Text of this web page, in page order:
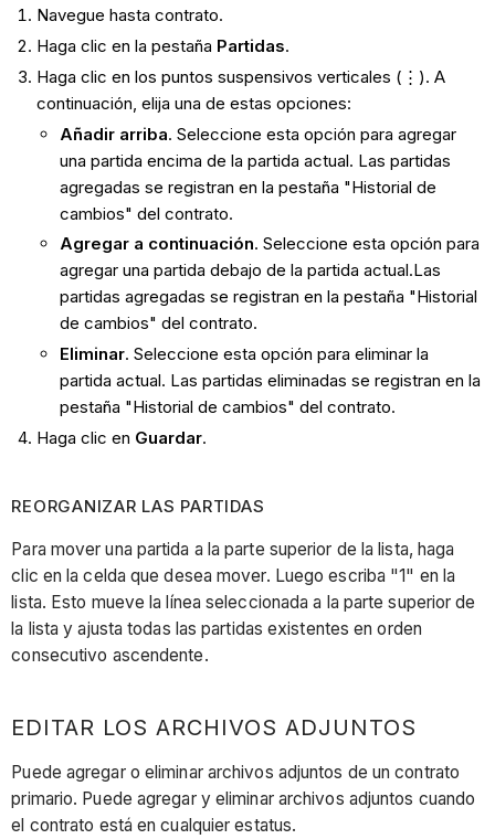
Navegue hasta contrato.
Haga clic en la pestaña Partidas.
Haga clic en los puntos suspensivos verticales (⋮). A
continuación, elija una de estas opciones:
Añadir arriba. Seleccione esta opción para agregar
una partida encima de la partida actual. Las partidas
agregadas se registran en la pestaña "Historial de
cambios" del contrato.
Agregar a continuación. Seleccione esta opción para
agregar una partida debajo de la partida actual.Las
partidas agregadas se registran en la pestaña "Historial
de cambios" del contrato.
Eliminar. Seleccione esta opción para eliminar la
partida actual. Las partidas eliminadas se registran en la
pestaña "Historial de cambios" del contrato.
Haga clic en Guardar.
REORGANIZAR LAS PARTIDAS
Para mover una partida a la parte superior de la lista, haga
clic en la celda que desea mover. Luego escriba "1" en la
lista. Esto mueve la línea seleccionada a la parte superior de
la lista y ajusta todas las partidas existentes en orden
consecutivo ascendente.
EDITAR LOS ARCHIVOS ADJUNTOS
Puede agregar o eliminar archivos adjuntos de un contrato
primario. Puede agregar y eliminar archivos adjuntos cuando
el contrato está en cualquier estatus.